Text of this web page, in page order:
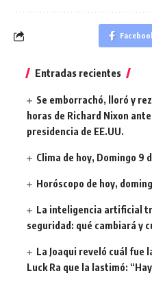
Entradas recientes
Se emborrachó, lloró y
horas de Richard Nixon
presidencia de EE.UU.
Clima de hoy, Domingo 9
Horóscopo de hoy,
La inteligencia artificial
seguridad: qué cambiará y
La Joaqui reveló cuál fue
Luck Ra que la lastimó: